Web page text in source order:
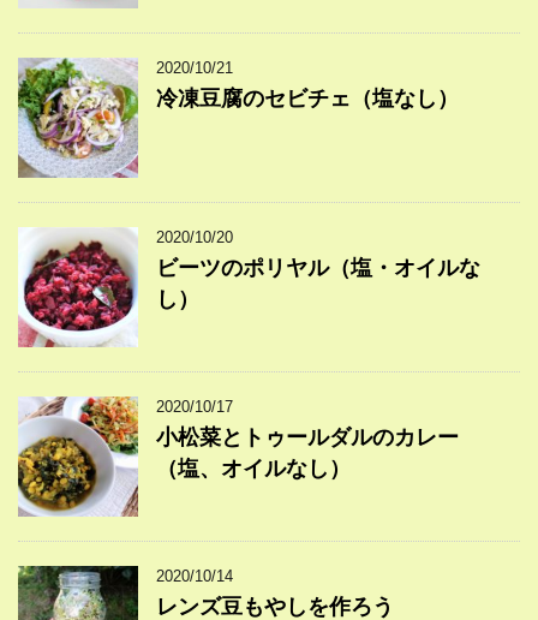
2020/10/21
冷凍豆腐のセビチェ（塩なし）
2020/10/20
ビーツのポリヤル（塩・オイルな
し）
2020/10/17
小松菜とトゥールダルのカレー
（塩、オイルなし）
2020/10/14
レンズ豆もやしを作ろう